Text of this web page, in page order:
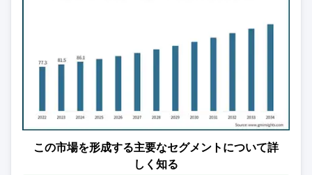
この市場を形成する主要なセグメントについて詳
しく知る